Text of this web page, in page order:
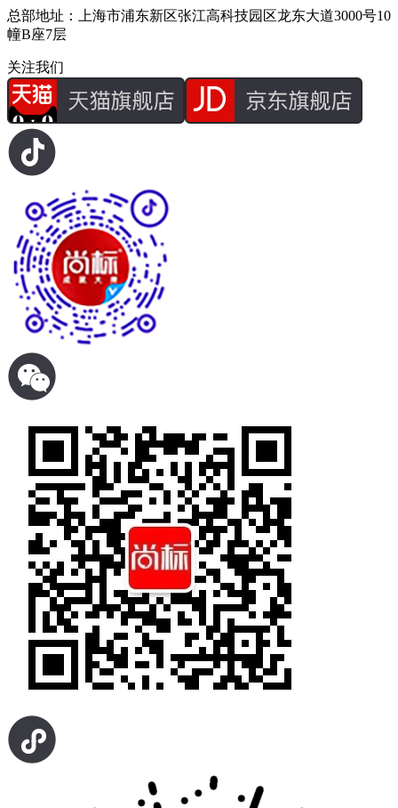
总部地址：上海市浦东新区张江高科技园区龙东大道3000号10
幢B座7层
关注我们